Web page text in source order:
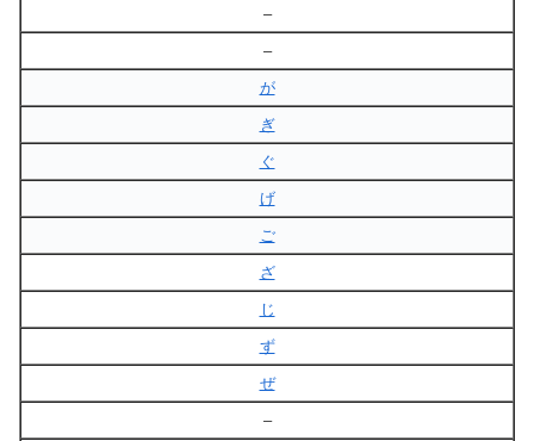
–
–
が
ぎ
ぐ
げ
ご
ざ
じ
ず
ぜ
–